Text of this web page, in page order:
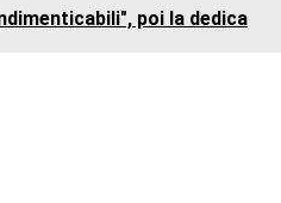
poi la dedica